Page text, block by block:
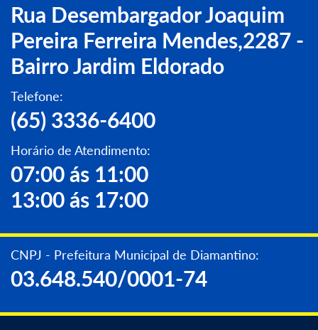
Rua Desembargador Joaquim
Pereira Ferreira Mendes,2287 -
Bairro Jardim Eldorado
Telefone:
(65) 3336-6400
Horário de Atendimento:
07:00 ás 11:00
13:00 ás 17:00
CNPJ - Prefeitura Municipal de Diamantino:
03.648.540/0001-74